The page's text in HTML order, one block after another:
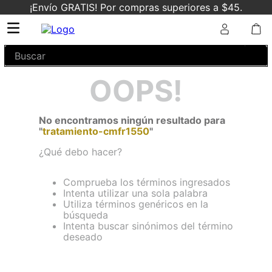
¡Envío GRATIS! Por compras superiores a $45.
Buscar
OOPS!
No encontramos ningún resultado para
"tratamiento-cmfr1550"
¿Qué debo hacer?
Comprueba los términos ingresados
Intenta utilizar una sola palabra
Utiliza términos genéricos en la
búsqueda
Intenta buscar sinónimos del término
deseado